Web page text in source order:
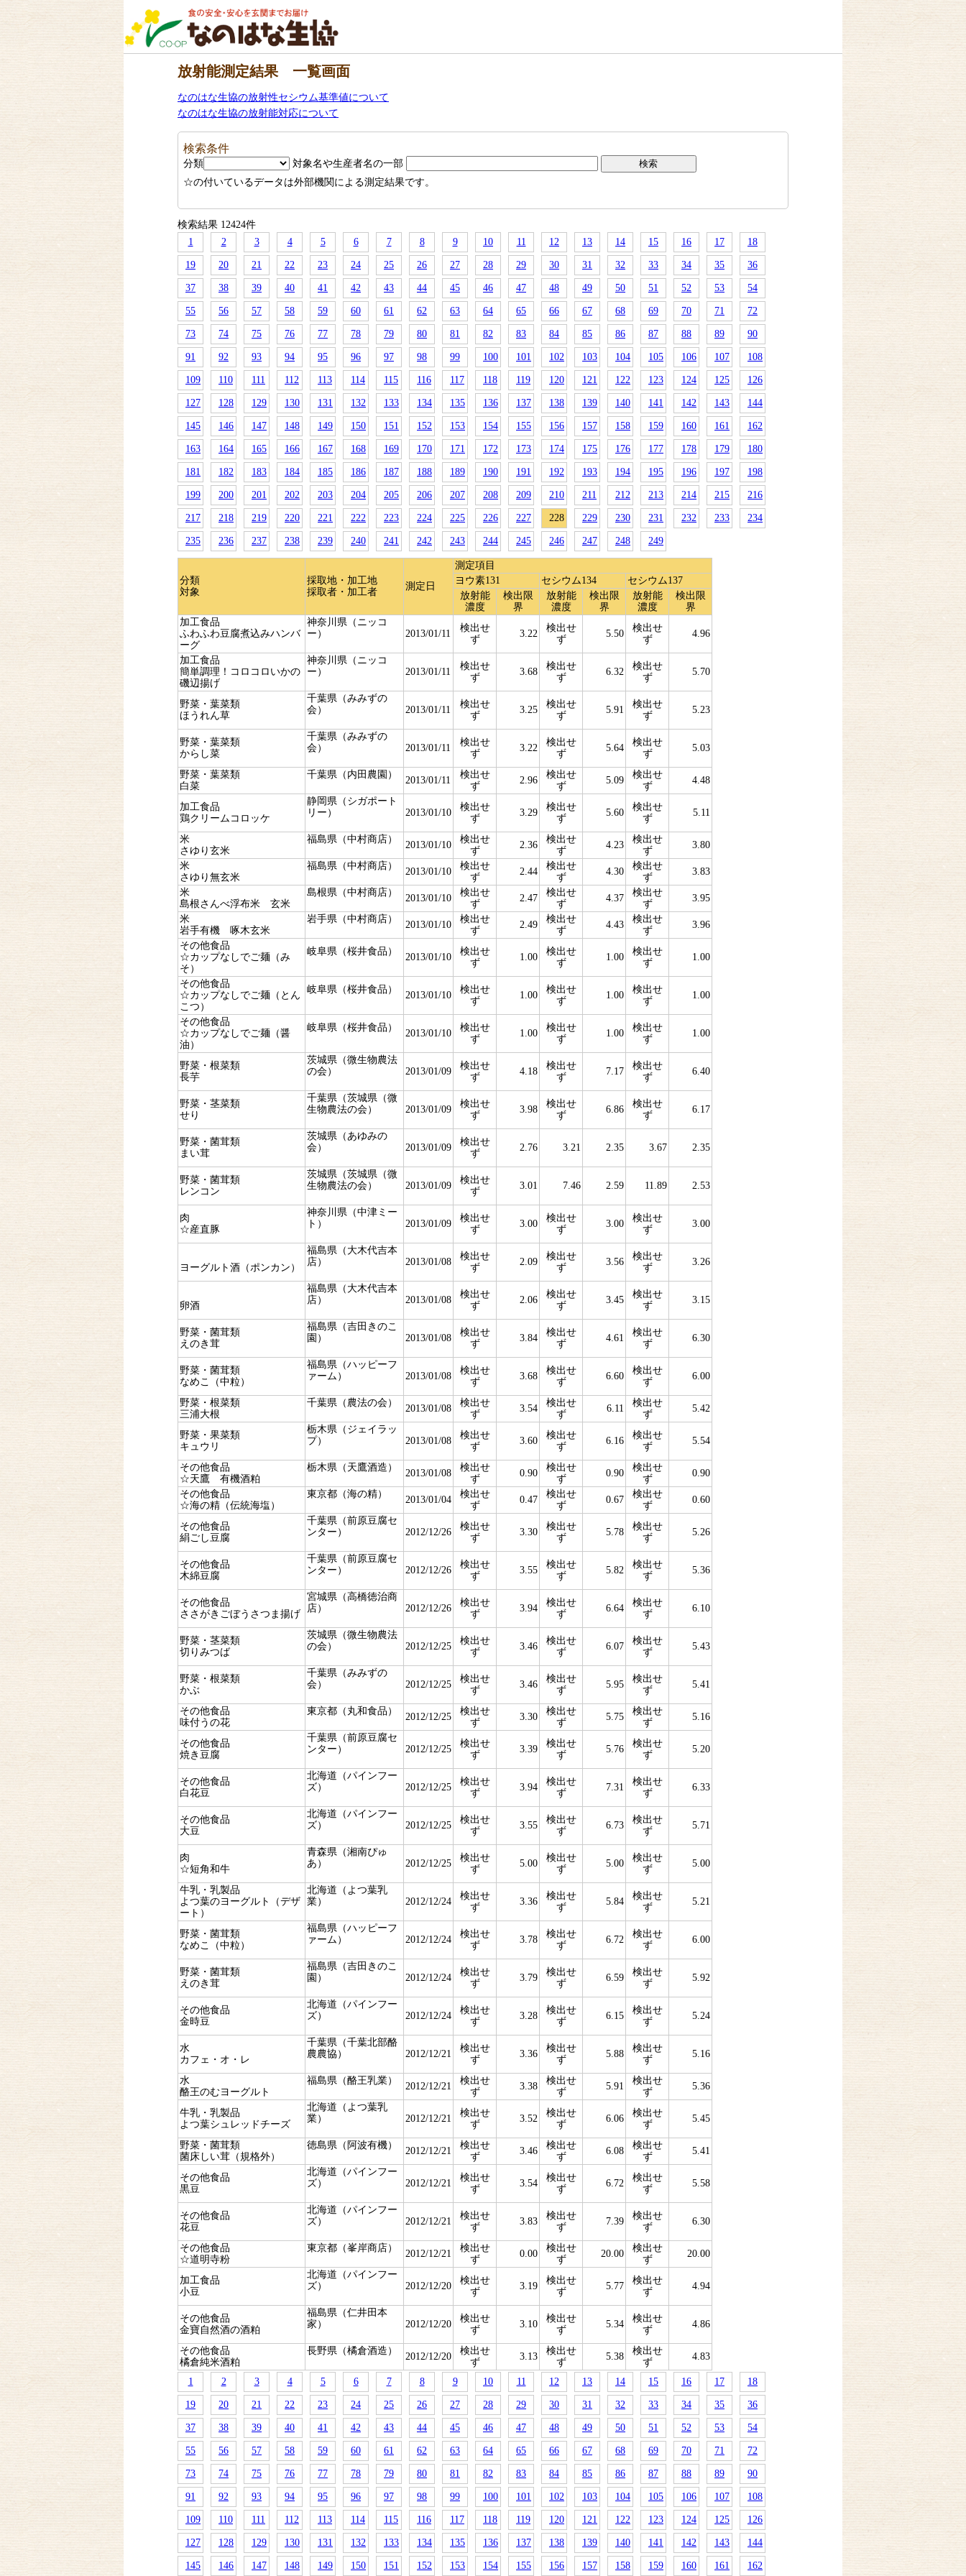
放射能測定結果 一覧画面
なのはな生協の放射性セシウム基準値について
なのはな生協の放射能対応について
検索条件
分類
対象名や生産者名の一部
☆の付いているデータは外部機関による測定結果です。
検索結果 12424件
1
2 3 4 5 6 7 8 9 10 11 12 13 14 15 16 17 18
19 20 21 22 23 24 25 26 27 28 29 30 31 32 33 34 35 36
37 38 39 40 41 42 43 44 45 46 47 48 49 50 51 52 53 54
55 56 57 58 59 60 61 62 63 64 65 66 67 68 69 70 71 72
73 74 75 76 77 78 79 80 81 82 83 84 85 86 87 88 89 90
91 92 93 94 95 96 97 98 99 100 101 102 103 104 105 106 107 108
109 110 111 112 113 114 115 116 117 118 119 120 121 122 123 124 125 126
127 128 129 130 131 132 133 134 135 136 137 138 139 140 141 142 143 144
145 146 147 148 149 150 151 152 153 154 155 156 157 158 159 160 161 162
163 164 165 166 167 168 169 170 171 172 173 174 175 176 177 178 179 180
181 182 183 184 185 186 187 188 189 190 191 192 193 194 195 196 197 198
199 200 201 202 203 204 205 206 207 208 209 210 211 212 213 214 215 216
217 218 219 220 221 222 223 224 225 226 227 228 229 230 231 232 233 234
235 236 237 238 239 240 241 242 243 244 245 246 247 248 249
分類
対象
採取地・加工地
採取者・加工者
測定日
測定項目
ヨウ素131
セシウム134
セシウム137
放射能
濃度
検出限
界
放射能
濃度
検出限
界
放射能
濃度
検出限
界
加工食品
ふわふわ豆腐煮込みハンバ
ーグ
神奈川県（ニッコ
ー）
2013/01/11
検出せ
ず
3.22
検出せ
ず
5.50
検出せ
ず
4.96
加工食品
簡単調理！コロコロいかの
磯辺揚げ
神奈川県（ニッコ
ー）
2013/01/11
検出せ
ず
3.68
検出せ
ず
6.32
検出せ
ず
5.70
野菜・葉菜類
ほうれん草
千葉県（みみずの
会）
2013/01/11
検出せ
ず
3.25
検出せ
ず
5.91
検出せ
ず
5.23
野菜・葉菜類
からし菜
千葉県（みみずの
会）
2013/01/11
検出せ
ず
3.22
検出せ
ず
5.64
検出せ
ず
5.03
野菜・葉菜類
白菜
千葉県（内田農園）
2013/01/11
検出せ
ず
2.96
検出せ
ず
5.09
検出せ
ず
4.48
加工食品
鶏クリームコロッケ
静岡県（シガポート
リー）
2013/01/10
検出せ
ず
3.29
検出せ
ず
5.60
検出せ
ず
5.11
米
さゆり玄米
福島県（中村商店）
2013/01/10
検出せ
ず
2.36
検出せ
ず
4.23
検出せ
ず
3.80
米
さゆり無玄米
福島県（中村商店）
2013/01/10
検出せ
ず
2.44
検出せ
ず
4.30
検出せ
ず
3.83
米
島根さんべ浮布米 玄米
島根県（中村商店）
2013/01/10
検出せ
ず
2.47
検出せ
ず
4.37
検出せ
ず
3.95
米
岩手有機 啄木玄米
岩手県（中村商店）
2013/01/10
検出せ
ず
2.49
検出せ
ず
4.43
検出せ
ず
3.96
その他食品
☆カップなしでご麺（み
そ）
岐阜県（桜井食品）
2013/01/10
検出せ
ず
1.00
検出せ
ず
1.00
検出せ
ず
1.00
その他食品
☆カップなしでご麺（とん
こつ）
岐阜県（桜井食品）
2013/01/10
検出せ
ず
1.00
検出せ
ず
1.00
検出せ
ず
1.00
その他食品
☆カップなしでご麺（醤
油）
岐阜県（桜井食品）
2013/01/10
検出せ
ず
1.00
検出せ
ず
1.00
検出せ
ず
1.00
野菜・根菜類
長芋
茨城県（微生物農法
の会）
2013/01/09
検出せ
ず
4.18
検出せ
ず
7.17
検出せ
ず
6.40
野菜・茎菜類
せり
千葉県（茨城県（微
生物農法の会）
2013/01/09
検出せ
ず
3.98
検出せ
ず
6.86
検出せ
ず
6.17
野菜・菌茸類
まい茸
茨城県（あゆみの
会）
2013/01/09
検出せ
ず
2.76 3.21 2.35 3.67 2.35
野菜・菌茸類
レンコン
茨城県（茨城県（微
生物農法の会）
2013/01/09
検出せ
ず
3.01 7.46 2.59 11.89 2.53
肉
☆産直豚
神奈川県（中津ミー
ト）
2013/01/09
検出せ
ず
3.00
検出せ
ず
3.00
検出せ
ず
3.00
ヨーグルト酒（ポンカン）
福島県（大木代吉本
店）
2013/01/08
検出せ
ず
2.09
検出せ
ず
3.56
検出せ
ず
3.26
卵酒
福島県（大木代吉本
店）
2013/01/08
検出せ
ず
2.06
検出せ
ず
3.45
検出せ
ず
3.15
野菜・菌茸類
えのき茸
福島県（吉田きのこ
園）
2013/01/08
検出せ
ず
3.84
検出せ
ず
4.61
検出せ
ず
6.30
野菜・菌茸類
なめこ（中粒）
福島県（ハッピーフ
ァーム）
2013/01/08
検出せ
ず
3.68
検出せ
ず
6.60
検出せ
ず
6.00
野菜・根菜類
三浦大根
千葉県（農法の会）
2013/01/08
検出せ
ず
3.54
検出せ
ず
6.11
検出せ
ず
5.42
野菜・果菜類
キュウリ
栃木県（ジェイラッ
プ）
2013/01/08
検出せ
ず
3.60
検出せ
ず
6.16
検出せ
ず
5.54
その他食品
☆天鷹 有機酒粕
栃木県（天鷹酒造）
2013/01/08
検出せ
ず
0.90
検出せ
ず
0.90
検出せ
ず
0.90
その他食品
☆海の精（伝統海塩）
東京都（海の精）
2013/01/04
検出せ
ず
0.47
検出せ
ず
0.67
検出せ
ず
0.60
その他食品
絹ごし豆腐
千葉県（前原豆腐セ
ンター）
2012/12/26
検出せ
ず
3.30
検出せ
ず
5.78
検出せ
ず
5.26
その他食品
木綿豆腐
千葉県（前原豆腐セ
ンター）
2012/12/26
検出せ
ず
3.55
検出せ
ず
5.82
検出せ
ず
5.36
その他食品
ささがきごぼうさつま揚げ
宮城県（高橋徳治商
店）
2012/12/26
検出せ
ず
3.94
検出せ
ず
6.64
検出せ
ず
6.10
野菜・茎菜類
切りみつば
茨城県（微生物農法
の会）
2012/12/25
検出せ
ず
3.46
検出せ
ず
6.07
検出せ
ず
5.43
野菜・根菜類
かぶ
千葉県（みみずの
会）
2012/12/25
検出せ
ず
3.46
検出せ
ず
5.95
検出せ
ず
5.41
その他食品
味付うの花
東京都（丸和食品）
2012/12/25
検出せ
ず
3.30
検出せ
ず
5.75
検出せ
ず
5.16
その他食品
焼き豆腐
千葉県（前原豆腐セ
ンター）
2012/12/25
検出せ
ず
3.39
検出せ
ず
5.76
検出せ
ず
5.20
その他食品
白花豆
北海道（パインフー
ズ）
2012/12/25
検出せ
ず
3.94
検出せ
ず
7.31
検出せ
ず
6.33
その他食品
大豆
北海道（パインフー
ズ）
2012/12/25
検出せ
ず
3.55
検出せ
ず
6.73
検出せ
ず
5.71
肉
☆短角和牛
青森県（湘南ぴゅ
あ）
2012/12/25
検出せ
ず
5.00
検出せ
ず
5.00
検出せ
ず
5.00
牛乳・乳製品
よつ葉のヨーグルト（デザ
ート）
北海道（よつ葉乳
業）
2012/12/24
検出せ
ず
3.36
検出せ
ず
5.84
検出せ
ず
5.21
野菜・菌茸類
なめこ（中粒）
福島県（ハッピーフ
ァーム）
2012/12/24
検出せ
ず
3.78
検出せ
ず
6.72
検出せ
ず
6.00
野菜・菌茸類
えのき茸
福島県（吉田きのこ
園）
2012/12/24
検出せ
ず
3.79
検出せ
ず
6.59
検出せ
ず
5.92
その他食品
金時豆
北海道（パインフー
ズ）
2012/12/24
検出せ
ず
3.28
検出せ
ず
6.15
検出せ
ず
5.24
水
カフェ・オ・レ
千葉県（千葉北部酪
農農協）
2012/12/21
検出せ
ず
3.36
検出せ
ず
5.88
検出せ
ず
5.16
水
酪王のむヨーグルト
福島県（酪王乳業）
2012/12/21
検出せ
ず
3.38
検出せ
ず
5.91
検出せ
ず
5.36
牛乳・乳製品
よつ葉シュレッドチーズ
北海道（よつ葉乳
業）
2012/12/21
検出せ
ず
3.52
検出せ
ず
6.06
検出せ
ず
5.45
野菜・菌茸類
菌床しい茸（規格外）
徳島県（阿波有機）
2012/12/21
検出せ
ず
3.46
検出せ
ず
6.08
検出せ
ず
5.41
その他食品
黒豆
北海道（パインフー
ズ）
2012/12/21
検出せ
ず
3.54
検出せ
ず
6.72
検出せ
ず
5.58
その他食品
花豆
北海道（パインフー
ズ）
2012/12/21
検出せ
ず
3.83
検出せ
ず
7.39
検出せ
ず
6.30
その他食品
☆道明寺粉
東京都（峯岸商店）
2012/12/21
検出せ
ず
0.00
検出せ
ず
20.00
検出せ
ず
20.00
加工食品
小豆
北海道（パインフー
ズ）
2012/12/20
検出せ
ず
3.19
検出せ
ず
5.77
検出せ
ず
4.94
その他食品
金寶自然酒の酒粕
福島県（仁井田本
家）
2012/12/20
検出せ
ず
3.10
検出せ
ず
5.34
検出せ
ず
4.86
その他食品
橘倉純米酒粕
長野県（橘倉酒造）
2012/12/20
検出せ
ず
3.13
検出せ
ず
5.38
検出せ
ず
4.83
1 2 3 4 5 6 7 8 9 10 11 12 13 14 15 16 17 18
19 20 21 22 23 24 25 26 27 28 29 30 31 32 33 34 35 36
37 38 39 40 41 42 43 44 45 46 47 48 49 50 51 52 53 54
55 56 57 58 59 60 61 62 63 64 65 66 67 68 69 70 71 72
73 74 75 76 77 78 79 80 81 82 83 84 85 86 87 88 89 90
91 92 93 94 95 96 97 98 99 100 101 102 103 104 105 106 107 108
109 110 111 112 113 114 115 116 117 118 119 120 121 122 123 124 125 126
127 128 129 130 131 132 133 134 135 136 137 138 139 140 141 142 143 144
145 146 147 148 149 150 151 152 153 154 155 156 157 158 159 160 161 162